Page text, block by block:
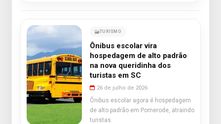
TURISMO
Ônibus escolar vira
hospedagem de alto padrão
na nova queridinha dos
turistas em SC
26 de julho de 2026
Ônibus escolar agora é hospedagem
de alto padrão em Pomerode, atraindo
turistas.